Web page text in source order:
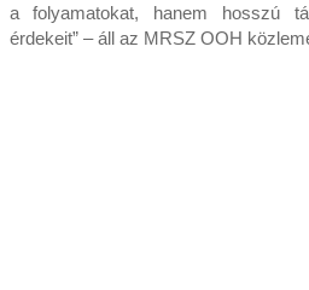
a folyamatokat, hanem hosszú
érdekeit” – áll az MRSZ OOH